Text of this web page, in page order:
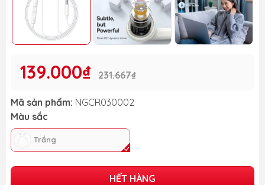
139.000₫ 231.667₫
Mã sản phẩm: NGCR030002
Màu sắc
Trắng
HẾT HÀNG